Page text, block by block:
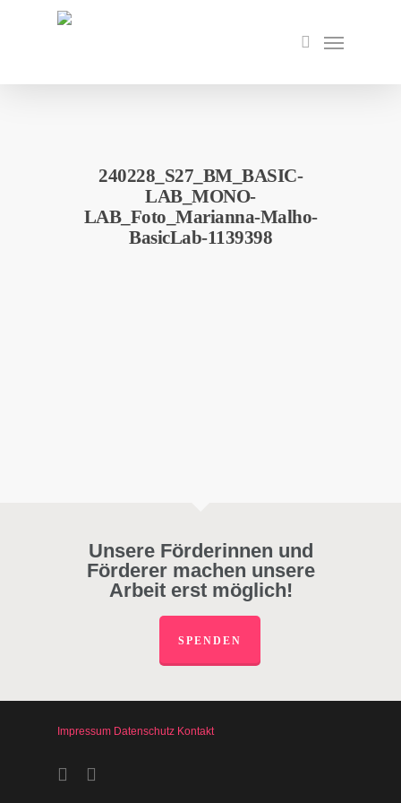
search
Menu
240228_S27_BM_BASIC-
LAB_MONO-
LAB_Foto_Marianna-Malho-
BasicLab-1139398
Unsere Förderinnen und
Förderer machen unsere
Arbeit erst möglich!
SPENDEN
Impressum Datenschutz Kontakt
facebookinstagram